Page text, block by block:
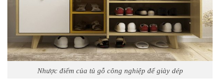
Nhược điểm của tủ gỗ công nghiệp để giày dép